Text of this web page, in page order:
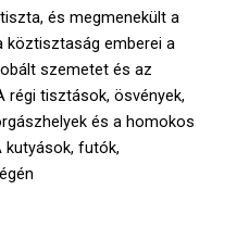
és megmenekült a
köztisztaság emberei a
szemetet és az
régi tisztások, ösvények,
és a homokos
kutyások, futók,